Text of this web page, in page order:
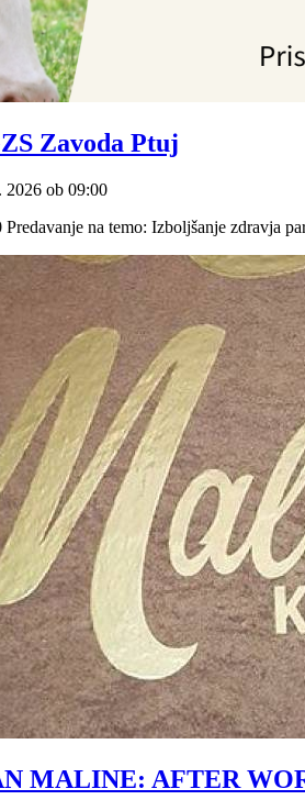
Zavoda Ptuj
2026 ob 09:00
na temo: Izboljšanje zdravja
MALINE: AFTER